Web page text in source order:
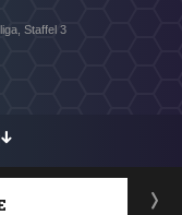
Staffel 3